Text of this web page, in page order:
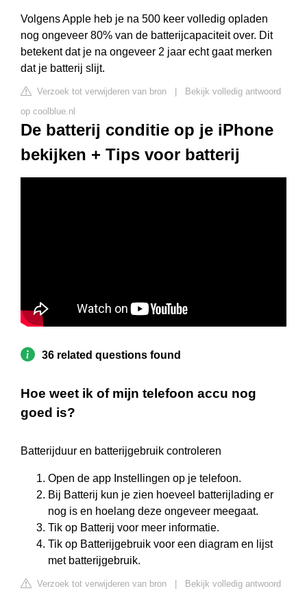
Volgens Apple heb je na 500 keer volledig opladen
nog ongeveer 80% van de batterijcapaciteit over. Dit
betekent dat je na ongeveer 2 jaar echt gaat merken
dat je batterij slijt.
Verzoek tot verwijderen van bron
Bekijk volledig antwoord
op coolblue.nl
De batterij conditie op je iPhone
bekijken + Tips voor batterij
36 related questions found
Hoe weet ik of mijn telefoon accu nog
goed is?
Batterijduur en batterijgebruik controleren
Open de app Instellingen op je telefoon.
Bij Batterij kun je zien hoeveel batterijlading er
nog is en hoelang deze ongeveer meegaat.
Tik op Batterij voor meer informatie.
Tik op Batterijgebruik voor een diagram en lijst
met batterijgebruik.
Verzoek tot verwijderen van bron Bekijk volledig antwoord